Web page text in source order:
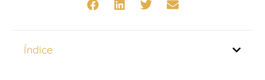
Índice